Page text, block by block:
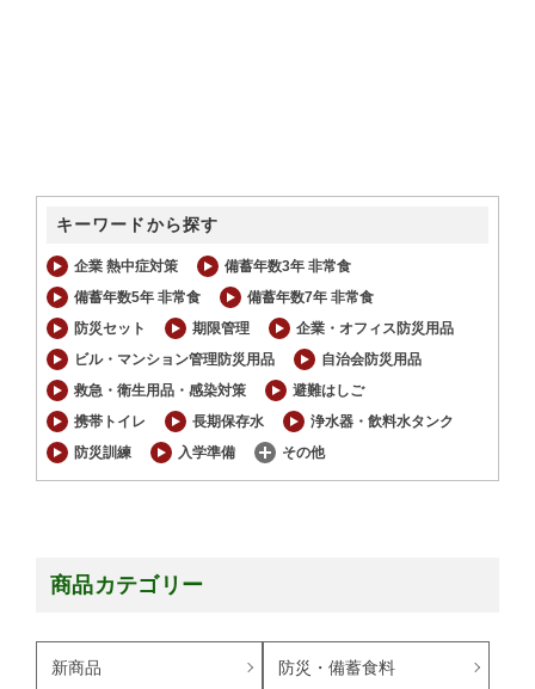
キーワードから探す
企業 熱中症対策
備蓄年数3年 非常食
備蓄年数5年 非常食
備蓄年数7年 非常食
防災セット
期限管理
企業・オフィス防災用品
ビル・マンション管理防災用品
自治会防災用品
救急・衛生用品・感染対策
避難はしご
携帯トイレ
長期保存水
浄水器・飲料水タンク
防災訓練
入学準備 その他
商品カテゴリー
新商品 防災・備蓄食料